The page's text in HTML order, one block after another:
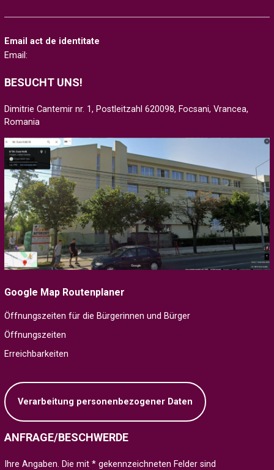
Email act de identitate
Email:
BESUCHT UNS!
Dimitrie Cantemir nr. 1, Postleitzahl 620098, Focsani, Vrancea,
Romania
Google Map Routenplaner
Öffnungszeiten für die Bürgerinnen und Bürger
Öffnungszeiten
Erreichbarkeiten
Verarbeitung personenbezogener Daten
ANFRAGE/BESCHWERDE
Ihre Angaben. Die mit * gekennzeichneten Felder sind